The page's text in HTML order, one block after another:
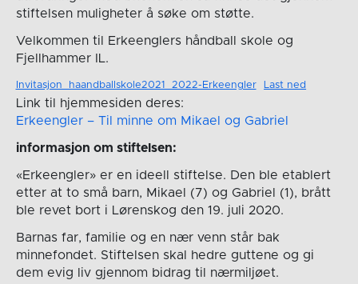
stiftelsen muligheter å søke om støtte.
Velkommen til Erkeenglers håndball skole og
Fjellhammer IL.
Invitasjon_haandballskole2021_2022-Erkeengler Last ned
Link til hjemmesiden deres:
Erkeengler – Til minne om Mikael og Gabriel
informasjon om stiftelsen:
«Erkeengler» er en ideell stiftelse. Den ble etablert
etter at to små barn, Mikael (7) og Gabriel (1), brått
ble revet bort i Lørenskog den 19. juli 2020.
Barnas far, familie og en nær venn står bak
minnefondet. Stiftelsen skal hedre guttene og gi
dem evig liv gjennom bidrag til nærmiljøet.